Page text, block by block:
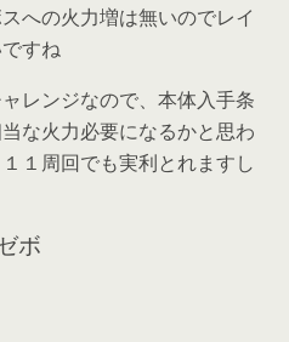
への火力増は無いのでレイ
すね
レンジなので、本体入手条
な火力必要になるかと思わ
１周回でも実利とれますし
ボ